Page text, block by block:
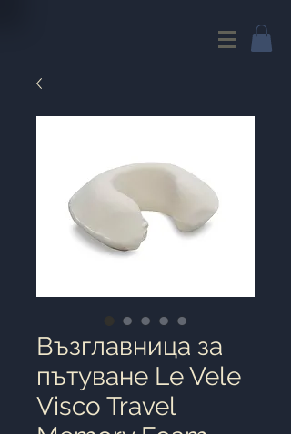
Възглавница за
пътуване Le Vele
Visco Travel